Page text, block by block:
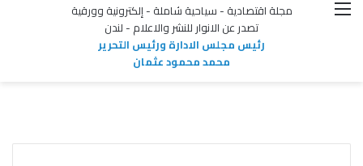
مجلة اقتصادية - سياحية شاملة - إلكترونية وورقية
تصدر عن الانوار للنشر والاعلام - لندن
رئيس مجلس الادارة ورئيس التحرير
محمد محمود عثمان